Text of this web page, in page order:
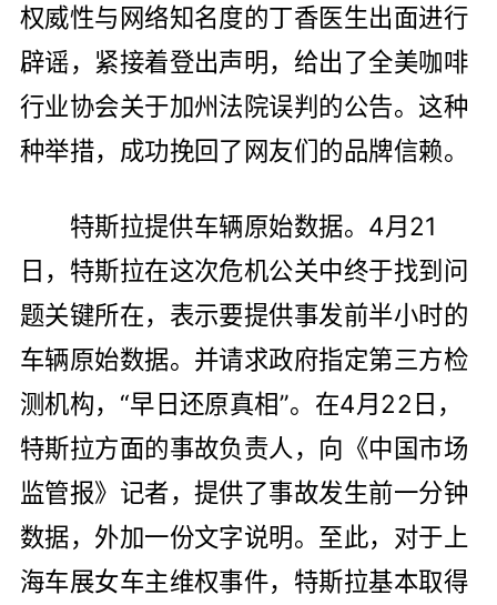
权威性与网络知名度的丁香医生出面进行
辟谣，紧接着登出声明，给出了全美咖啡
行业协会关于加州法院误判的公告。这种
种举措，成功挽回了网友们的品牌信赖。
特斯拉提供车辆原始数据。4月21
日，特斯拉在这次危机公关中终于找到问
题关键所在，表示要提供事发前半小时的
车辆原始数据。并请求政府指定第三方检
测机构，“早日还原真相”。在4月22日，
特斯拉方面的事故负责人，向《中国市场
监管报》记者，提供了事故发生前一分钟
数据，外加一份文字说明。至此，对于上
海车展女车主维权事件，特斯拉基本取得